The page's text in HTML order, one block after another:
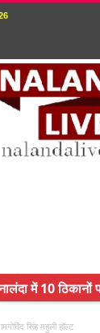
में 10 ठिकानों
सिंह महुली हॉल्ट